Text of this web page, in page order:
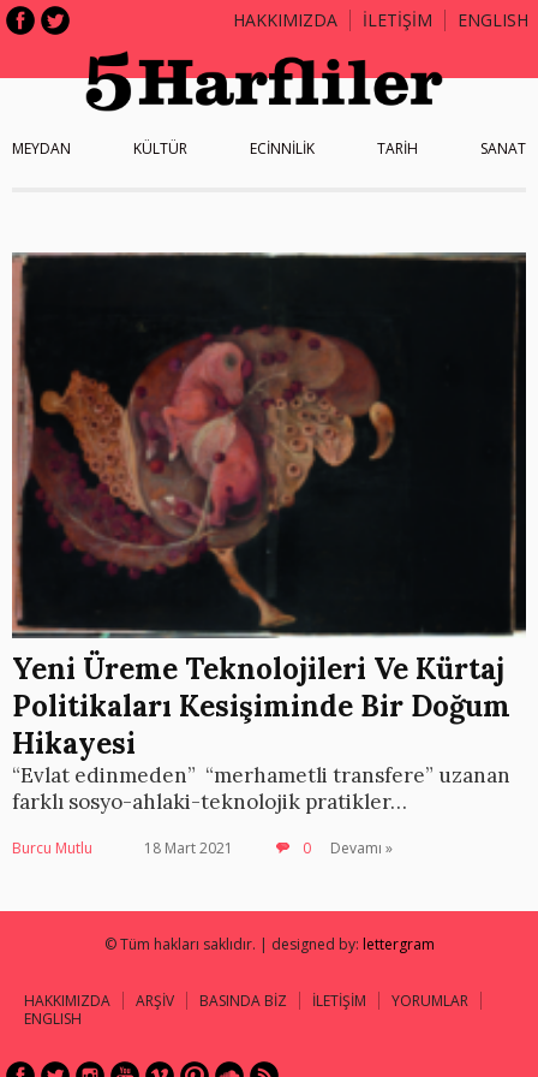
HAKKIMIZDA İLETİŞİM ENGLISH
MEYDAN KÜLTÜR ECİNNİLİK TARİH SANAT
Yeni Üreme Teknolojileri Ve Kürtaj
Politikaları Kesişiminde Bir Doğum
Hikayesi
“Evlat edinmeden” “merhametli transfere” uzanan
farklı sosyo-ahlaki-teknolojik pratikler…
Burcu Mutlu 18 Mart 2021 0 Devamı »
© Tüm hakları saklıdır. | designed by: lettergram
HAKKIMIZDA ARŞİV BASINDA BİZ İLETİŞİM
YORUMLAR
ENGLISH